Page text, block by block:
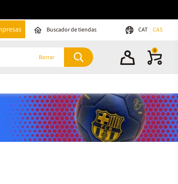
Buscador de tiendas CAT CAS
Borrar
0